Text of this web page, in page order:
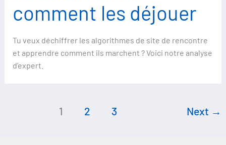
comment les déjouer
Tu veux déchiffrer les algorithmes de site de rencontre
et apprendre comment ils marchent ? Voici notre analyse
d’expert.
1 2 3 Next →